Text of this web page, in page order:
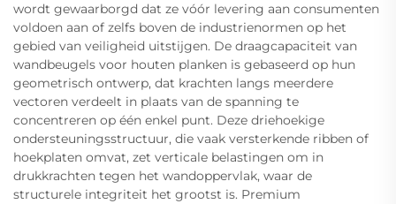
wordt gewaarborgd dat ze vóór levering aan consumenten
voldoen aan of zelfs boven de industrienormen op het
gebied van veiligheid uitstijgen. De draagcapaciteit van
wandbeugels voor houten planken is gebaseerd op hun
geometrisch ontwerp, dat krachten langs meerdere
vectoren verdeelt in plaats van de spanning te
concentreren op één enkel punt. Deze driehoekige
ondersteuningsstructuur, die vaak versterkende ribben of
hoekplaten omvat, zet verticale belastingen om in
drukkrachten tegen het wandoppervlak, waar de
structurele integriteit het grootst is. Premium